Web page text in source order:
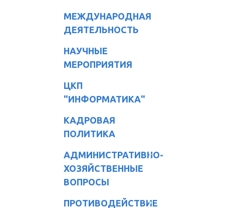
МЕЖДУНАРОДНАЯ
ДЕЯТЕЛЬНОСТЬ
НАУЧНЫЕ
МЕРОПРИЯТИЯ
ЦКП
"ИНФОРМАТИКА"
КАДРОВАЯ
ПОЛИТИКА
АДМИНИСТРАТИВНО-
ХОЗЯЙСТВЕННЫЕ
ВОПРОСЫ
ПРОТИВОДЕЙСТВИЕ